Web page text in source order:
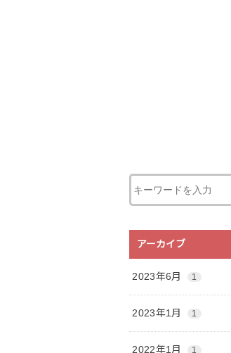
アーカイブ
2023年6月 1
2023年1月 1
2022年1月 1